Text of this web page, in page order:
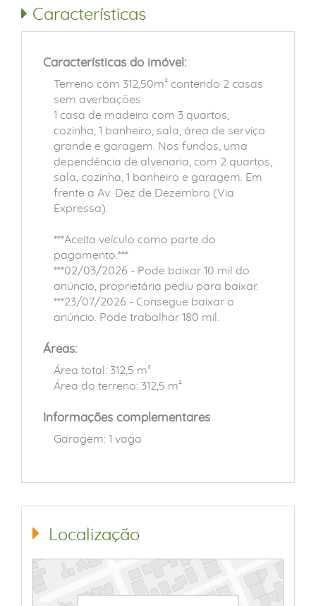
Características
Características do imóvel:
Terreno com 312,50m² contendo 2 casas
sem averbações
1 casa de madeira com 3 quartos,
cozinha, 1 banheiro, sala, área de serviço
grande e garagem. Nos fundos, uma
dependência de alvenaria, com 2 quartos,
sala, cozinha, 1 banheiro e garagem. Em
frente a Av. Dez de Dezembro (Via
Expressa).
***Aceita veículo como parte do
pagamento.***
***02/03/2026 - Pode baixar 10 mil do
anúncio, proprietária pediu para baixar.
***23/07/2026 - Consegue baixar o
anúncio. Pode trabalhar 180 mil.
Áreas:
Área total: 312,5 m²
Área do terreno: 312,5 m²
Informações complementares
Garagem: 1 vaga
Localização